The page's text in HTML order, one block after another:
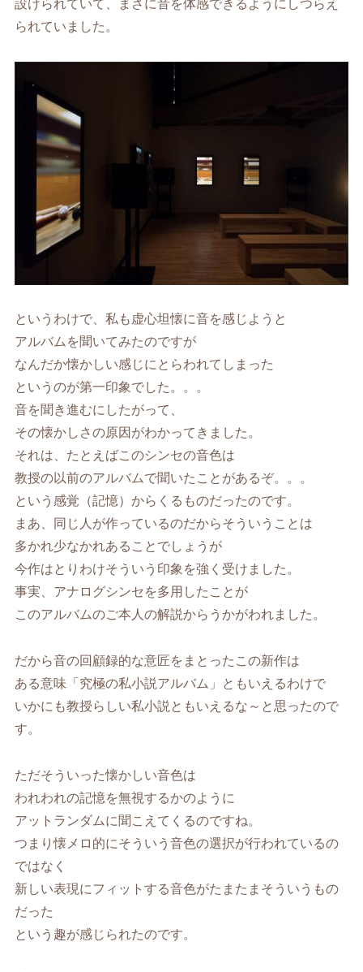
設けられていて、まさに音を体感できるようにしつらえ
られていました。
というわけで、私も虚心坦懐に音を感じようと
アルバムを聞いてみたのですが
なんだか懐かしい感じにとらわれてしまった
というのが第一印象でした。。。
音を聞き進むにしたがって、
その懐かしさの原因がわかってきました。
それは、たとえばこのシンセの音色は
教授の以前のアルバムで聞いたことがあるぞ。。。
という感覚（記憶）からくるものだったのです。
まあ、同じ人が作っているのだからそういうことは
多かれ少なかれあることでしょうが
今作はとりわけそういう印象を強く受けました。
事実、アナログシンセを多用したことが
このアルバムのご本人の解説からうかがわれました。
だから音の回顧録的な意匠をまとったこの新作は
ある意味「究極の私小説アルバム」ともいえるわけで
いかにも教授らしい私小説ともいえるな～と思ったので
す。
ただそういった懐かしい音色は
われわれの記憶を無視するかのように
アットランダムに聞こえてくるのですね。
つまり懐メロ的にそういう音色の選択が行われているの
ではなく
新しい表現にフィットする音色がたまたまそういうもの
だった
という趣が感じられたのです。